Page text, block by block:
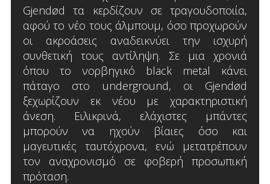
Gjendød τα κερδίζουν σε τραγουδοποιία,
αφού το νέο τους άλμπουμ, όσο προχωρούν
οι ακροάσεις αναδεικνύει την ισχυρή
συνθετική τους αντίληψη. Σε μια χρονιά
όπου το νορβηγικό black metal κάνει
πάταγο στο underground, οι Gjendød
ξεχωρίζουν εκ νέου με χαρακτηριστική
άνεση. Ειλικρινά, ελάχιστες μπάντες
μπορούν να ηχούν βίαιες όσο και
μαγευτικές ταυτόχρονα, ενώ μετατρέπουν
τον αναχρονισμό σε φοβερή προσωπική
πρόταση.